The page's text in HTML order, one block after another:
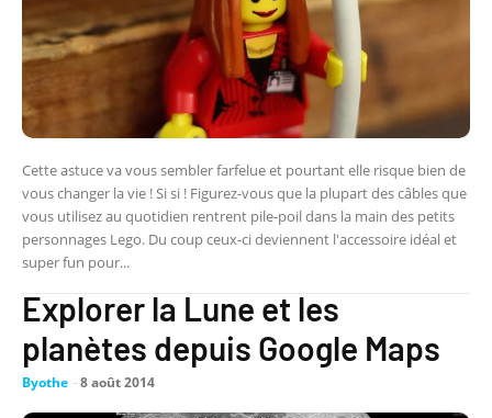
Cette astuce va vous sembler farfelue et pourtant elle risque bien de
vous changer la vie ! Si si ! Figurez-vous que la plupart des câbles que
vous utilisez au quotidien rentrent pile-poil dans la main des petits
personnages Lego. Du coup ceux-ci deviennent l'accessoire idéal et
super fun pour...
Explorer la Lune et les
planètes depuis Google Maps
Byothe -8 août 2014